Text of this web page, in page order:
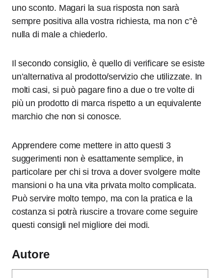
uno sconto. Magari la sua risposta non sarà
sempre positiva alla vostra richiesta, ma non c’’è
nulla di male a chiederlo.
Il secondo consiglio, è quello di verificare se esiste
un’alternativa al prodotto/servizio che utilizzate. In
molti casi, si può pagare fino a due o tre volte di
più un prodotto di marca rispetto a un equivalente
marchio che non si conosce.
Apprendere come mettere in atto questi 3
suggerimenti non è esattamente semplice, in
particolare per chi si trova a dover svolgere molte
mansioni o ha una vita privata molto complicata.
Può servire molto tempo, ma con la pratica e la
costanza si potrà riuscire a trovare come seguire
questi consigli nel migliore dei modi.
Autore